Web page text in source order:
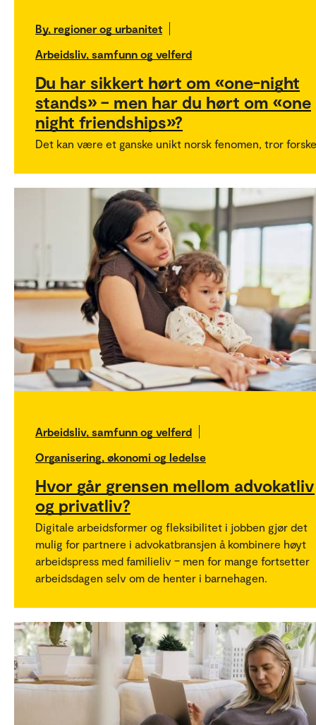
By, regioner og urbanitet
Arbeidsliv, samfunn og velferd
Du har sikkert hørt om «one-night
stands» – men har du hørt om «one
night friendships»?
Det kan være et ganske unikt norsk fenomen, tror
Arbeidsliv, samfunn og velferd
Organisering, økonomi og ledelse
Hvor går grensen mellom advokatliv
og privatliv?
Digitale arbeidsformer og fleksibilitet i jobben gjør det
mulig for partnere i advokatbransjen å kombinere høyt
arbeidspress med familieliv – men for mange fortsetter
arbeidsdagen selv om de henter i barnehagen.